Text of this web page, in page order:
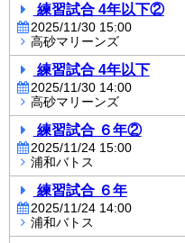
練習試合 4年以下②
2025/11/30 15:00
高砂マリーンズ
練習試合 4年以下
2025/11/30 14:00
高砂マリーンズ
練習試合 ６年②
2025/11/24 15:00
浦和バトス
練習試合 ６年
2025/11/24 14:00
浦和バトス